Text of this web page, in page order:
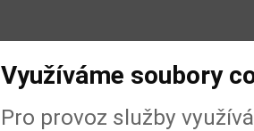
Využíváme soubory
Pro provoz služby